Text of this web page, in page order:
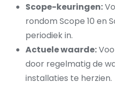
Scope-keuringen:
rondom Scope 10 en
periodiek in.
Actuele waarde:
door regelmatig de
installaties te herzien.